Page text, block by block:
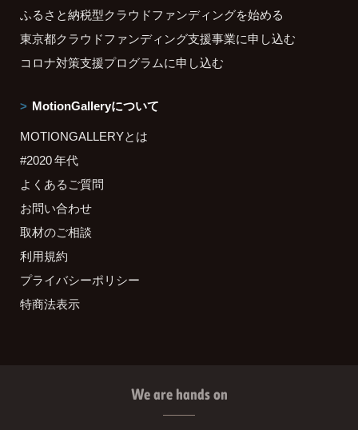
ふるさと納税型クラウドファンディングを始める
東京都クラウドファンディング支援事業に申し込む
コロナ対策支援プログラムに申し込む
MotionGalleryについて
MOTIONGALLERYとは
#2020 年代
よくあるご質問
お問い合わせ
取材のご相談
利用規約
プライバシーポリシー
特商法表示
We are hands on